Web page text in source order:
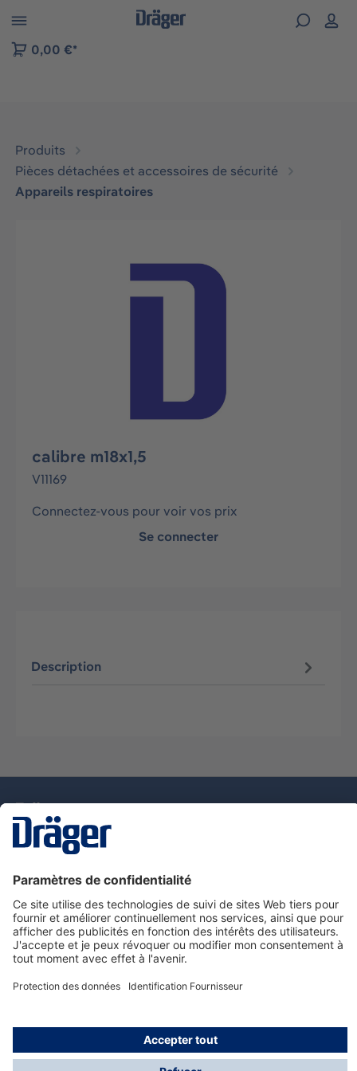
to B2B platform navigation
0,00 €*
Produits
Pièces détachées et accessoires de sécurité
Appareils respiratoires
Ignorer la galerie d'images
calibre m18x1,5
V11169
Connectez-vous pour voir vos prix
Se connecter
Description
Nous contacter
Service de e-commande Dräger
Informations sur les produits
© Dräger France SAS, 2024
*Prix hors taxe. Frais de gestion et de livraison standard